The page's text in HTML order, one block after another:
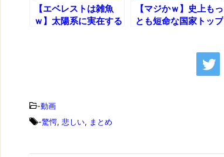
【エベレストは雑魚
ｗ】太陽系に実在する
【マジかｗ】史上もっ
とも短命な国家トップ
-動画
-驚愕, 悲しい, まとめ